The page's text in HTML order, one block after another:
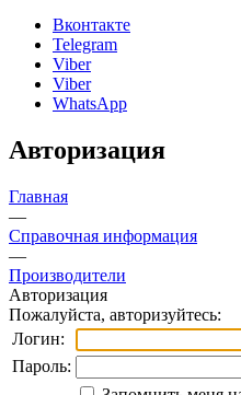
Вконтакте
Telegram
Viber
Viber
WhatsApp
Авторизация
Главная
—
Справочная информация
—
Производители
Авторизация
Пожалуйста, авторизуйтесь:
Логин:
Пароль: